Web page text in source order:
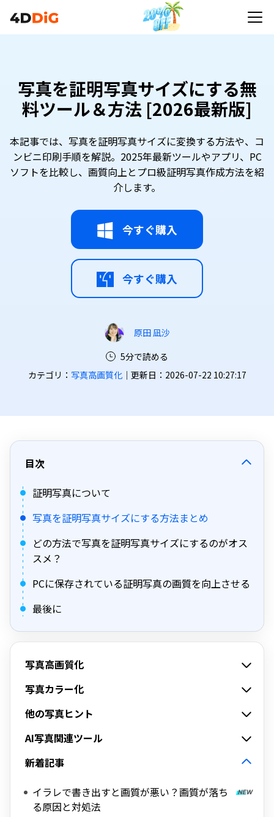
写真を証明写真サイズにする無
料ツール＆方法 [2026最新版]
本記事では、写真を証明写真サイズに変換する方法や、コ
ンビニ印刷手順を解説。2025年最新ツールやアプリ、PC
ソフトを比較し、画質向上とプロ級証明写真作成方法を紹
介します。
今すぐ購入
今すぐ購入
原田 凪沙
5分で読める
カテゴリ： 写真高画質化｜更新日：2026-07-22 10:27:17
目次
証明写真について
写真を証明写真サイズにする方法まとめ
どの方法で写真を証明写真サイズにするのがオス
スメ？
PCに保存されている証明写真の画質を向上させる
最後に
写真高画質化
写真カラー化
他の写真ヒント
AI写真関連ツール
新着記事
イラレで書き出すと画質が悪い？画質が落ち
る原因と対処法